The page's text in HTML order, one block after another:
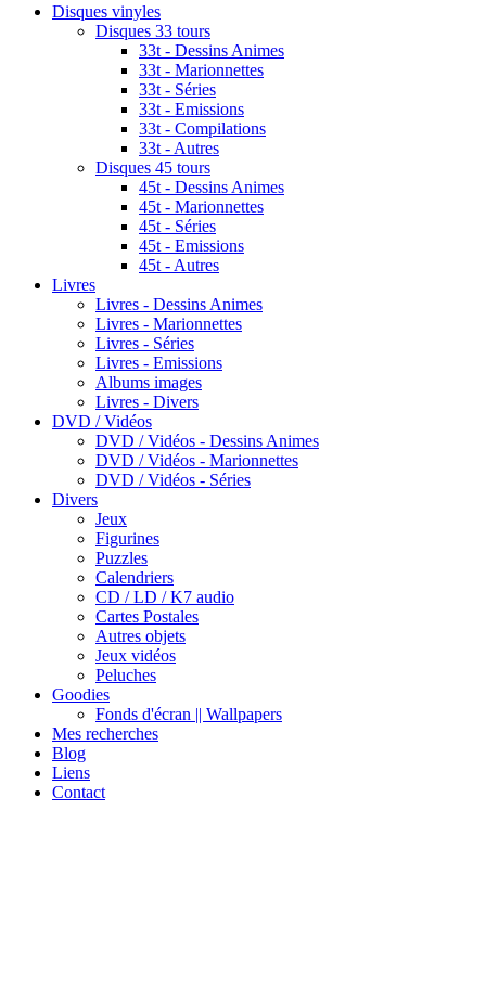
Disques vinyles
Disques 33 tours
33t - Dessins Animes
33t - Marionnettes
33t - Séries
33t - Emissions
33t - Compilations
33t - Autres
Disques 45 tours
45t - Dessins Animes
45t - Marionnettes
45t - Séries
45t - Emissions
45t - Autres
Livres
Livres - Dessins Animes
Livres - Marionnettes
Livres - Séries
Livres - Emissions
Albums images
Livres - Divers
DVD / Vidéos
DVD / Vidéos - Dessins Animes
DVD / Vidéos - Marionnettes
DVD / Vidéos - Séries
Divers
Jeux
Figurines
Puzzles
Calendriers
CD / LD / K7 audio
Cartes Postales
Autres objets
Jeux vidéos
Peluches
Goodies
Fonds d'écran || Wallpapers
Mes recherches
Blog
Liens
Contact